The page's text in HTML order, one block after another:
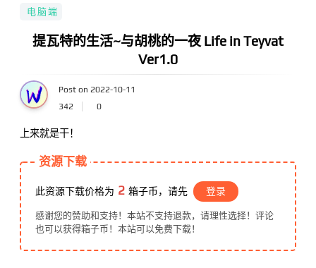
电脑端
提瓦特的生活~与胡桃的一夜 Life in Teyvat
Ver1.0
Post on 2022-10-11
342
0
上来就是干！
资源下载
此资源下载价格为 2 箱子币，请先 登录
感谢您的赞助和支持！本站不支持退款，请理性选择！评论
也可以获得箱子币！本站可以免费下载！